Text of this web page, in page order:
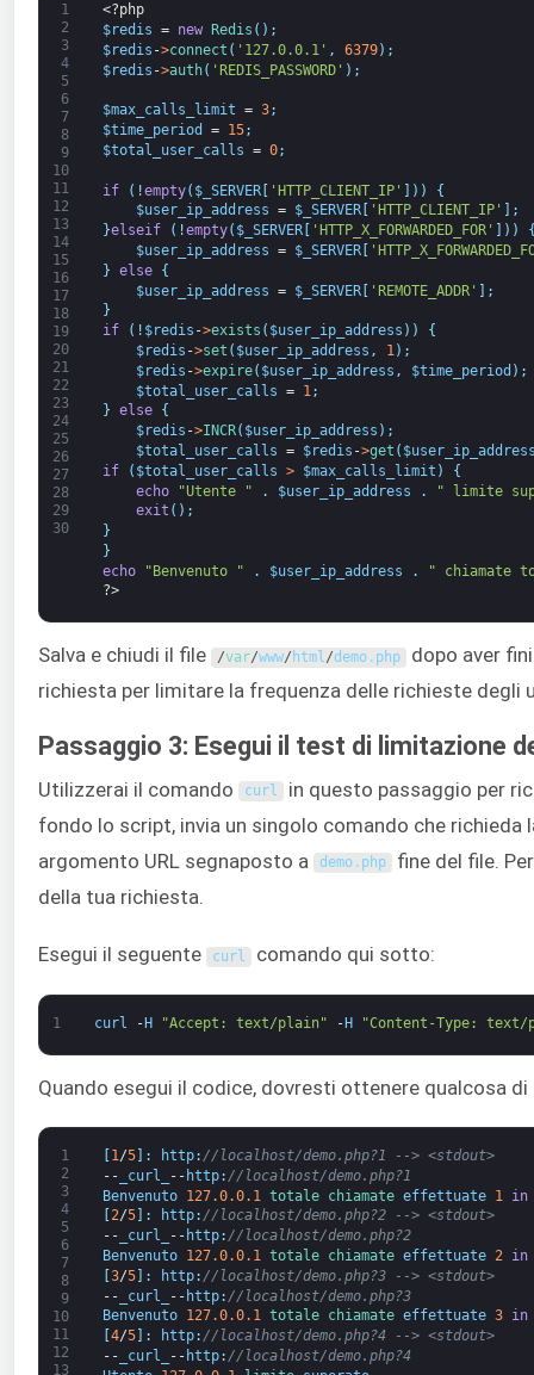
1
2
3
4
5
6
7
8
9
10
11
12
13
14
15
16
17
18
19
20
21
22
23
24
25
26
27
28
29
30
<?php
$redis = new Redis ( ) ;
$redis ->connect ( '127.0.0.1' , 6379) ;
$redis ->auth( 'REDIS_PASSWORD' ) ;
$max_calls_limit = 3;
$time_period
= 15;
$total_user_calls = 0;
if ( !empty( $_SERVER[ 'HTTP_CLIENT_IP' ] ) )
{
$user_ip_address = $_SERVER[ 'HTTP_CLIENT_IP'
;
}elseif ( !empty( $_SERVER[ 'HTTP_X_FORWARDED_FOR' ) )
$user_ip_address = $_SERVER[
} else
{
$user_ip_address = $_SERVER[ 'REMOTE_ADDR' ] ;
}
if
( ! $redis ->exists ( $user_ip_address ) )
{
$redis ->set ( $user_ip_address , 1) ;
$redis ->expire( $user_ip_address , $time_period ) ;
$total_user_calls = 1 ;
} else
{
$redis ->INCR( $user_ip_address ) ;
$total_user_calls = $redis ->get (
if
( $total_user_calls > $max_calls_limit )
{
echo
"Utente " . $user_ip_address .
" limite
exit ( ) ;
}
}
echo
"Benvenuto " . $user_ip_address .
" chiamate
?>
Salva e chiudi il file /var/www/ html/demo. php dopo aver
richiesta per limitare la frequenza delle richieste
Passaggio 3: Esegui il test di limitazione
Utilizzerai il comando curl in questo passaggio per
fondo lo script, invia un singolo comando che
argomento URL segnaposto a
demo. php fine del file.
della tua richiesta.
Esegui il seguente curl comando qui sotto:
1 curl -H "Accept: text/plain" -H "Content-Type:
Quando esegui il codice, dovresti ottenere qualcosa
1
2
3
4
5
6
7
8
9
10
11
12
13
1/5] : http: //localhost/demo.php?1 --> <stdout>
-- _curl_ -- http: //localhost/demo.php?1
Benvenuto
127.0.0.1 totale chiamate effettuate 1
in
2/5] : http: //localhost/demo.php?2 --> <stdout>
-- _curl_ -- http: //localhost/demo.php?2
Benvenuto
127.0.0.1 totale chiamate effettuate 2
in
[3/5] : http: //localhost/demo.php?3 --> <stdout>
-- _curl_ -- http: //localhost/demo.php?3
Benvenuto
127.0.0.1 totale chiamate effettuate 3
in
4/5] : http: //localhost/demo.php?4 --> <stdout>
-- _curl_ -- http: //localhost/demo.php?4